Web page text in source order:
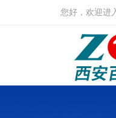
您好，欢迎进